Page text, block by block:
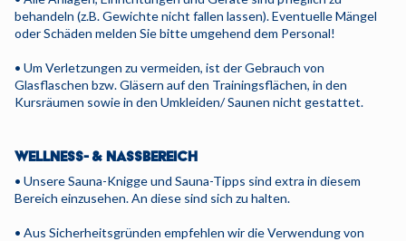
behandeln (z.B. Gewichte nicht fallen lassen). Eventuelle Mängel
oder Schäden melden Sie bitte umgehend dem Personal!
• Um Verletzungen zu vermeiden, ist der Gebrauch von
Glasflaschen bzw. Gläsern auf den Trainingsflächen, in den
Kursräumen sowie in den Umkleiden/ Saunen nicht gestattet.
WELLNESS- & NASSBEREICH
• Unsere Sauna-Knigge und Sauna-Tipps sind extra in diesem
Bereich einzusehen. An diese sind sich zu halten.
• Aus Sicherheitsgründen empfehlen wir die Verwendung von